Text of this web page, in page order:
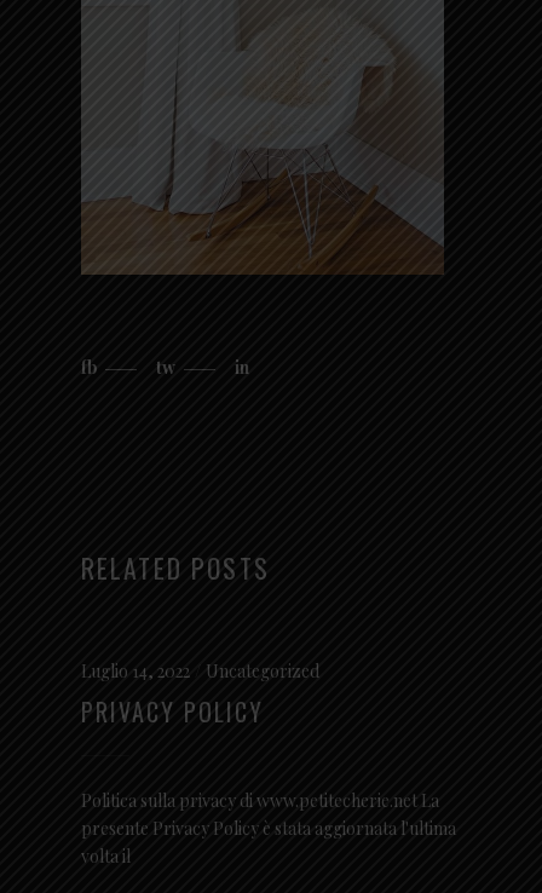
fb tw in
RELATED POSTS
Luglio 14, 2022 Uncategorized
PRIVACY POLICY
Politica sulla privacy di www.petitecherie.net La
presente Privacy Policy è stata aggiornata l'ultima
volta il